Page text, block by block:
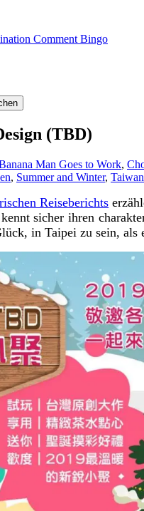
Comment Bingo
(TBD)
Man Goes to Work,
, Summer and Winter,
Reiseberichts
sicher ihren
in Taipei zu sein,